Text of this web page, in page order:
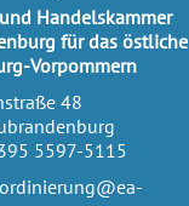
Handelskammer
für das östliche
Vorpommern
48
5597-5115